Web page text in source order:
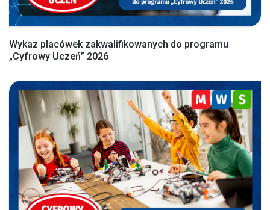
Wykaz placówek zakwalifikowanych do programu
„Cyfrowy Uczeń” 2026